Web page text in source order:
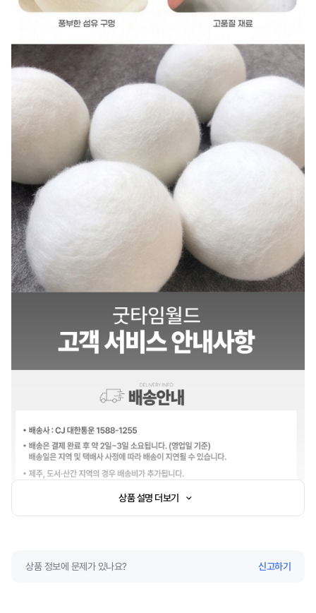
상품 설명 더보기
상품 정보에 문제가 있나요? 신고하기